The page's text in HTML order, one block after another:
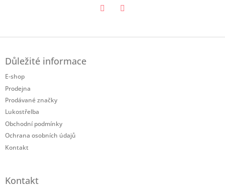
Důležité informace
E-shop
Prodejna
Prodávané značky
Lukostřelba
Obchodní podmínky
Ochrana osobních údajů
Kontakt
Kontakt